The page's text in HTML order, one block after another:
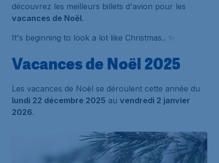
découvrez les meilleurs billets d'avion pour les
vacances de Noël.
It's beginning to look a lot like Christmas.. ✨
Vacances de Noël 2025
Les vacances de Noël se déroulent cette année du
lundi 22 décembre 2025 au vendredi 2 janvier
2026.